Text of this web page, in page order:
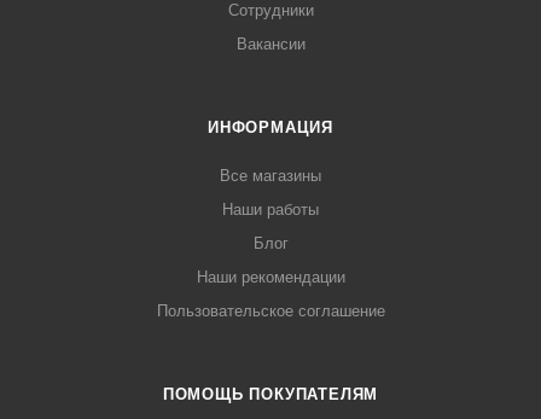
Сотрудники
Вакансии
ИНФОРМАЦИЯ
Все магазины
Наши работы
Блог
Наши рекомендации
Пользовательское соглашение
ПОМОЩЬ ПОКУПАТЕЛЯМ